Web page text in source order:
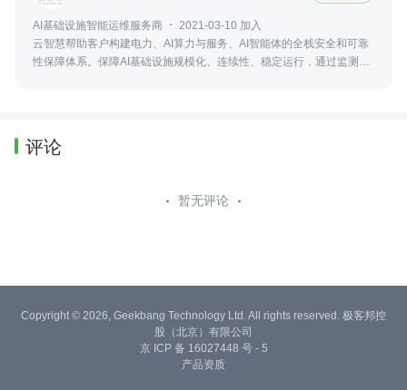
AI基础设施智能运维服务商
2021-03-10 加入
云智慧帮助客户构建电力、AI算力与服务、AI智能体的全栈安全和可靠
性保障体系。保障AI基础设施规模化、连续性、稳定运行，通过监测、
评论
暂无评论
Copyright © 2026, Geekbang Technology Ltd. All rights reserved. 极客邦控
股（北京）有限公司
京 ICP 备 16027448 号 - 5
产品资质